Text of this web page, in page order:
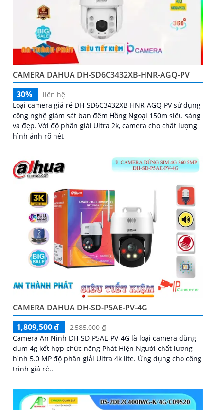
CAMERA DAHUA DH-SD6C3432XB-HNR-AGQ-PV
30%
liên hệ
Loại camera giá rẻ DH-SD6C3432XB-HNR-AGQ-PV sử dụng
công nghệ giám sát ban đêm Hồng Ngoại 150m siêu sáng
và đẹp. Với độ phân giải Ultra 2k, camera cho chất lượng
hình ảnh rõ nét
CAMERA DAHUA DH-SD-P5AE-PV-4G
1,809,500 ₫
2,585,000 ₫
Camera An Ninh DH-SD-P5AE-PV-4G là loại camera dùng
dum 4g kết hợp chức năng Phát Hiện Người chất lượng
hình 5.0 MP độ phân giải Ultra 4k lite. Ứng dụng cho công
trình giá rẻ...